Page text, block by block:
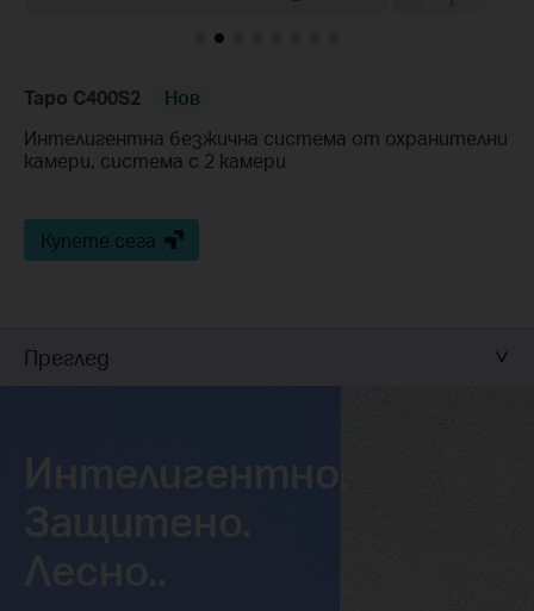
Tapo C400S2
Нов
Интелигентна безжична система от охранителни
камери, система с 2 камери
Купете сега
Преглед
Интелигентно.